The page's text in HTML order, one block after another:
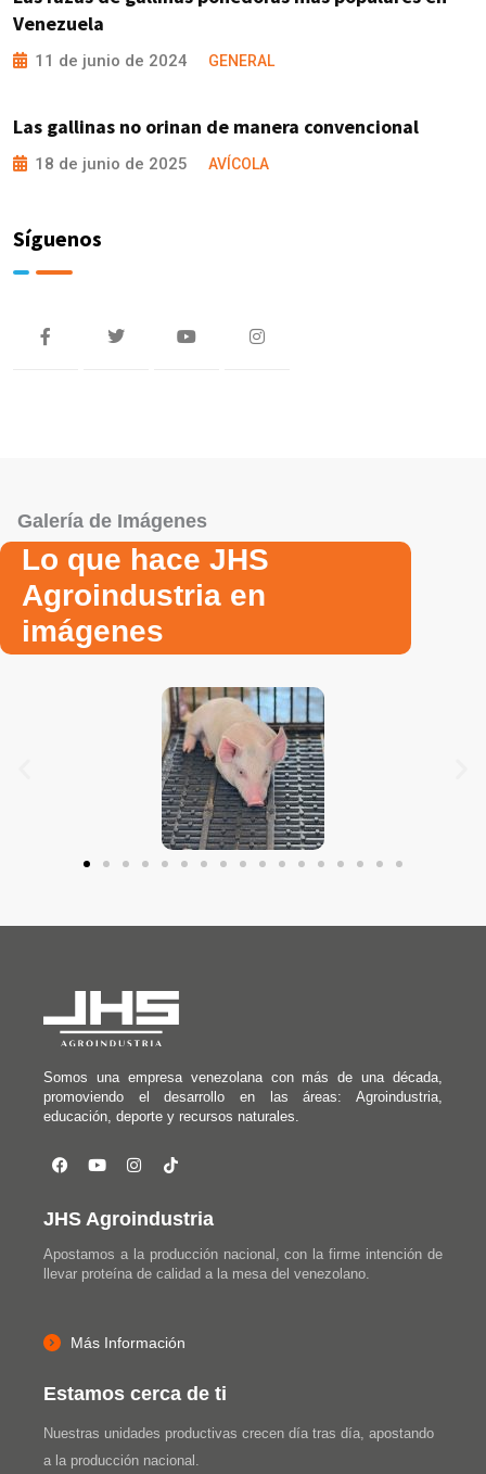
Venezuela
11 de junio de 2024 GENERAL
Las gallinas no orinan de manera convencional
18 de junio de 2025 AVÍCOLA
Síguenos
Galería de Imágenes
Lo que hace JHS
Agroindustria en
imágenes
Somos una empresa venezolana con más de una década,
promoviendo el desarrollo en las áreas: Agroindustria,
educación, deporte y recursos naturales.
JHS Agroindustria
Apostamos a la producción nacional, con la firme intención de
llevar proteína de calidad a la mesa del venezolano.
Más Información
Estamos cerca de ti
Nuestras unidades productivas crecen día tras día, apostando
a la producción nacional.